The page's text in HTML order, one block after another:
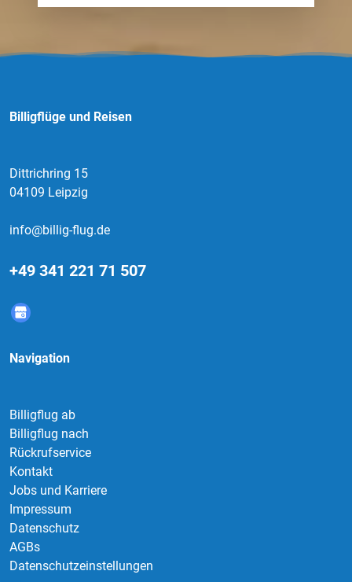
Billigflüge und Reisen
Dittrichring 15
04109 Leipzig
info@billig-flug.de
+49 341 221 71 507
Navigation
Billigflug ab
Billigflug nach
Rückrufservice
Kontakt
Jobs und Karriere
Impressum
Datenschutz
AGBs
Datenschutzeinstellungen